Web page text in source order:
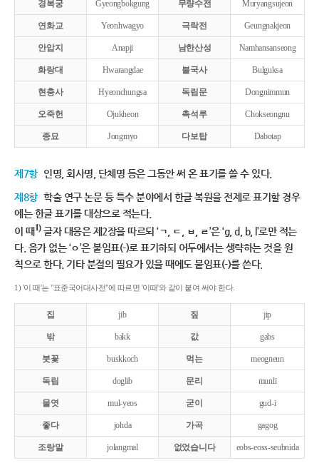
경복궁 Gyeongbokgung 무량수전 Muryangsujeon
연화교 Yeonhwagyo 극락전 Geungnakjeon
안압지 Anapji 남한산성 Namhansanseong
화랑대 Hwarangdae 불국사 Bulguksa
현충사 Hyeonchungsa 독립문 Dongnimmun
오죽헌 Ojukheon 촉석루 Chokseongnu
종묘 Jongmyo 다보탑 Dabotap
제7항 인명, 회사명, 단체명 등은 그동안 써 온 표기를 쓸 수 있다.
제8항 학술 연구 논문 등 특수 분야에서 한글 복원을 전제로 표기할 경우
에는 한글 표기를 대상으로 적는다.
이 때1)글자 대응은 제2장을 따르되 ‘ㄱ, ㄷ, ㅂ, ㄹ’은 ‘g, d, b, l’로만 적는
다. 음가 없는 ‘ㅇ’은 붙임표(-)로 표기하되 어두에서는 생략하는 것을 원
칙으로 한다. 기타 분절의 필요가 있을 때에도 붙임표(-)를 쓴다.
1) '이 때'는 "표준국어대사전"에 따르면 '이때'와 같이 붙여 써야 한다.
집 jib 짚 jip
밖 bakk 값 gabs
붓꽃 buskkoch 먹는 meogneun
독립 doglib 문리 munli
물엿 mul-yeos 굳이 gud-i
좋다 johda 가곡 gagog
조랑말 jolangmal 없었습니다 eobs-eoss-seubnida